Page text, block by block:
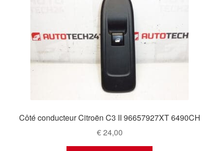
Côté conducteur Citroën C3 II 96657927XT 6490CH
€24,00